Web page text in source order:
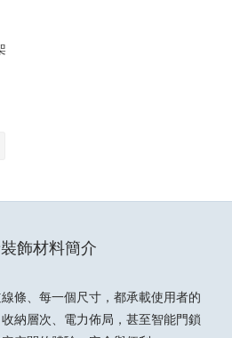
飾材料簡介
條、每一個尺寸，都承載使用者的
納層次、電力佈局，甚至智能門鎖